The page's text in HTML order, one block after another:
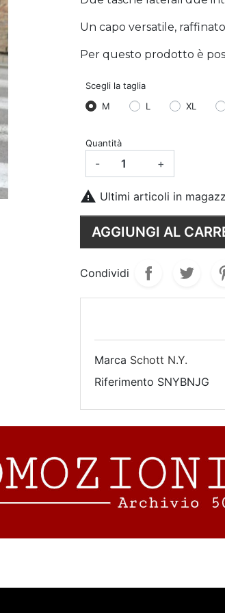
Un capo versatile,
Per questo prodotto è
Scegli la taglia
M
L XL
Quantità
- +
 Ultimi articoli in
AGGIUNGI AL
Condividi
Marca Schott N.Y.
Riferimento SNYBNJG